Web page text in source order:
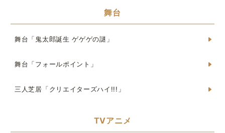
舞台
舞台「鬼太郎誕生 ゲゲゲの謎」
舞台「フォールポイント」
三人芝居「クリエイターズハイ!!!」
TVアニメ